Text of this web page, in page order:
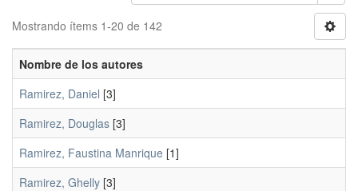
Mostrando ítems 1-20 de 142
Nombre de los autores
Ramirez, Daniel [3]
Ramirez, Douglas [3]
Ramirez, Faustina Manrique [1]
Ramirez, Ghelly [3]